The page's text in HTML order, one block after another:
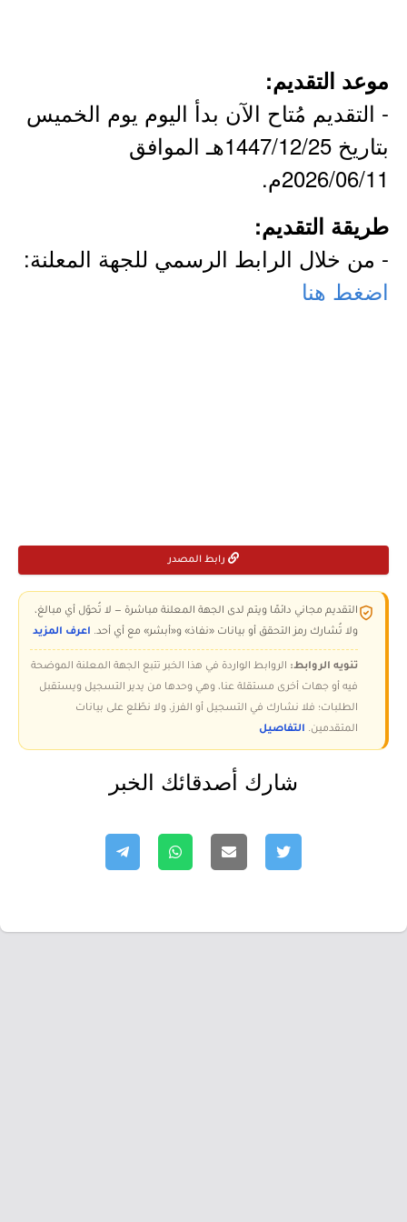
موعد التقديم:
- التقديم مُتاح الآن بدأ اليوم يوم الخميس
بتاريخ 1447/12/25هـ الموافق
2026/06/11م.
طريقة التقديم:
- من خلال الرابط الرسمي للجهة المعلنة:
اضغط هنا
رابط المصدر
التقديم مجاني دائمًا ويتم لدى الجهة المعلنة مباشرة — لا تُحوّل أي مبالغ،
ولا تُشارك رمز التحقق أو بيانات «نفاذ» و«أبشر» مع أي أحد. اعرف المزيد
تنويه الروابط: الروابط الواردة في هذا الخبر تتبع الجهة المعلنة الموضحة
فيه أو جهات أخرى مستقلة عنا، وهي وحدها من يدير التسجيل ويستقبل
الطلبات؛ فلا نشارك في التسجيل أو الفرز، ولا نطّلع على بيانات
المتقدمين. التفاصيل
شارك أصدقائك الخبر